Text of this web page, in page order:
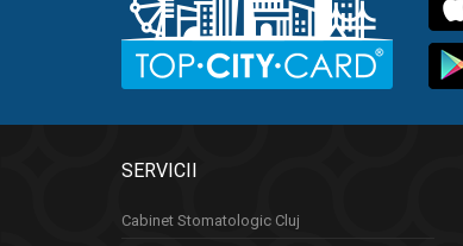
SERVICII
Cabinet Stomatologic Cluj